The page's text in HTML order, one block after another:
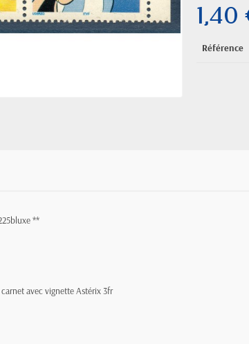
Référence
**
avec vignette Astérix 3fr